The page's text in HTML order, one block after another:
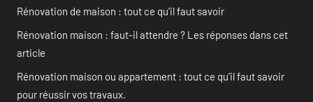
Rénovation de maison : tout ce qu’il faut savoir
Rénovation maison : faut-il attendre ? Les réponses dans cet
article
Rénovation maison ou appartement : tout ce qu’il faut savoir
pour réussir vos travaux.